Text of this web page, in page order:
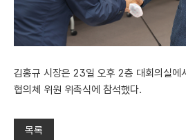
김홍규 시장은 23일 오후 2층 대회의실에
협의체 위원 위촉식에 참석했다.
목록